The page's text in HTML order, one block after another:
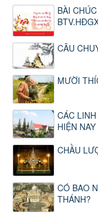
BÀI
CÂU
MƯỜI
CÁC
HIỆN NAY
CHẦU
CÓ BAO
THÁNH?